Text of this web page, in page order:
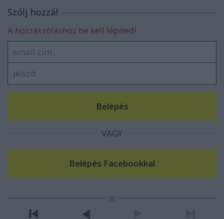
Szólj hozzá!
A hozzászóláshoz be kell lépned!
VAGY